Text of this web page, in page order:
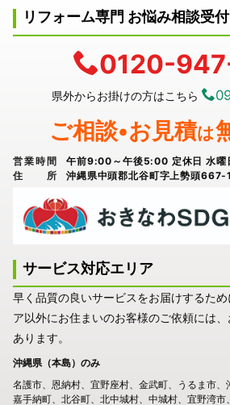
リフォーム専門 お悩み相談受
0120-
県外からお掛けの方はこちら
ご相談•お見積は
営業時間
午前9:00～午後5:00 定休日 水曜
住所
沖縄県中頭郡北谷町字上勢頭667-1
サービス対応エリア
早く品質の良いサービスをお届けするた
ア以外にお住まいのお客様のご依頼には
あります。
沖縄県（本島）のみ
名護市
恩納村 宜野座村 金武町 うるま市
嘉手納町
北谷町 北中城村 中城村 宜野湾市